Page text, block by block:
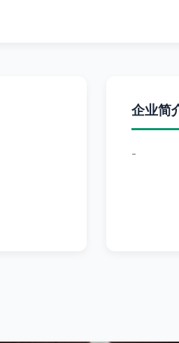
企业简
-